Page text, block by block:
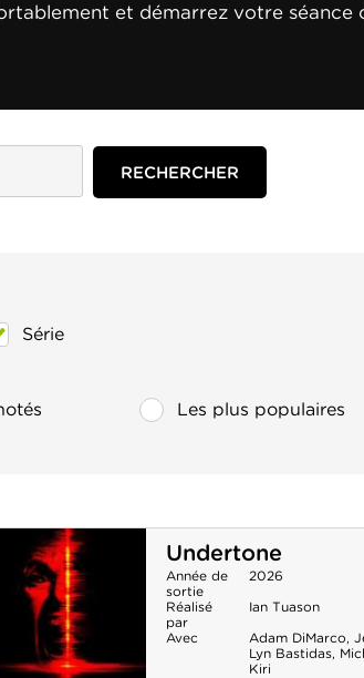
et démarrez votre séance
Série
Les plus populaires
Undertone
Année de
sortie
2026
Réalisé
par
Ian Tuason
Avec
Adam DiMarco,
Lyn Bastidas,
Kiri